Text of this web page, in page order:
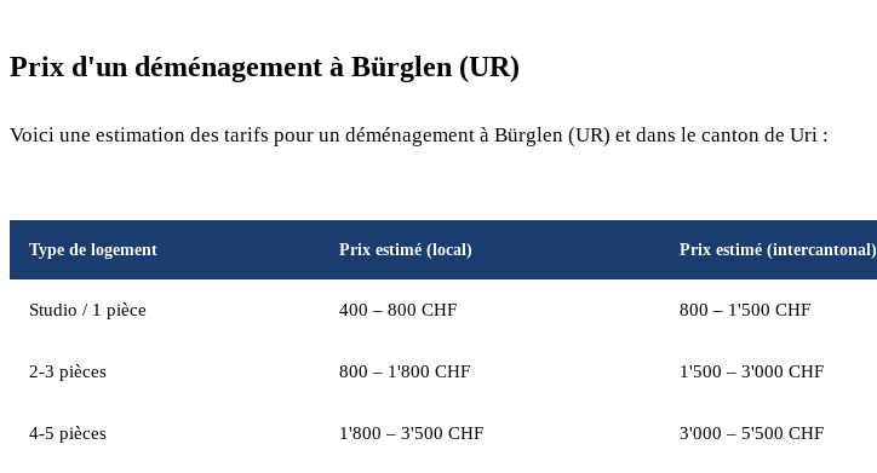
Prix d'un déménagement à Bürglen (UR)
Voici une estimation des tarifs pour un déménagement à Bürglen (UR) et dans le canton de Uri :
Type de logement Prix estimé (local) Prix estimé (intercantonal)
Studio / 1 pièce 400 – 800 CHF 800 – 1'500 CHF
2-3 pièces 800 – 1'800 CHF 1'500 – 3'000 CHF
4-5 pièces 1'800 – 3'500 CHF 3'000 – 5'500 CHF